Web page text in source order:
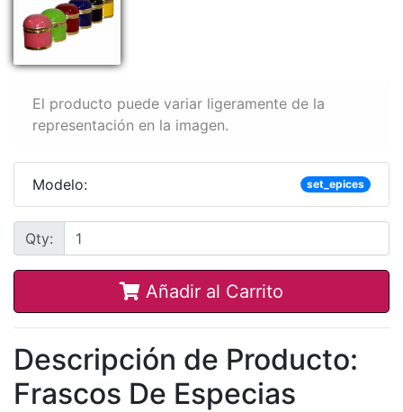
El producto puede variar ligeramente de la
representación en la imagen.
Modelo: set_epices
Qty:
Añadir al Carrito
Descripción de Producto:
Frascos De Especias